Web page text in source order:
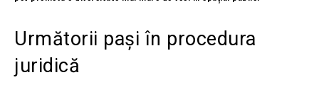
Următorii pași în procedura
juridică